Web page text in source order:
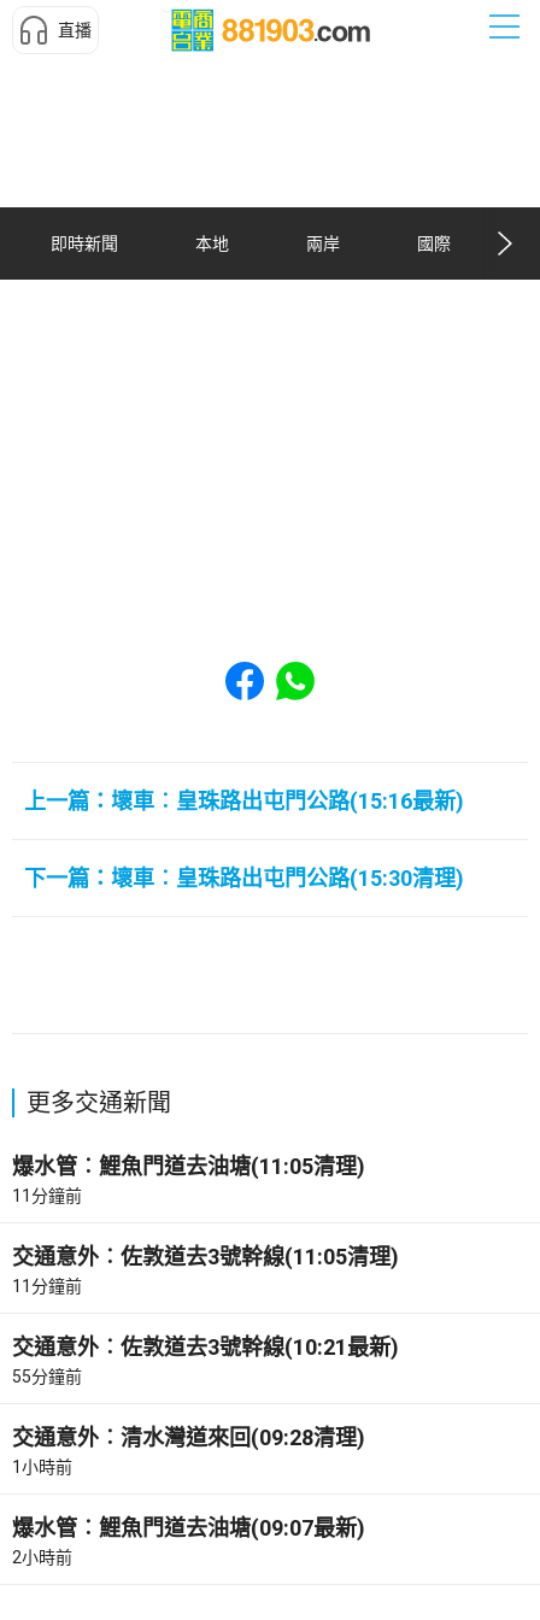
直播
即時新聞 本地 兩岸 國際
Share to Facebook
Share to WhatsApp
上一篇：壞車︰皇珠路出屯門公路(15:16最新)
下一篇：壞車︰皇珠路出屯門公路(15:30清理)
更多交通新聞
爆水管︰鯉魚門道去油塘(11:05清理)
11分鐘前
交通意外︰佐敦道去3號幹線(11:05清理)
11分鐘前
交通意外︰佐敦道去3號幹線(10:21最新)
55分鐘前
交通意外︰清水灣道來回(09:28清理)
1小時前
爆水管︰鯉魚門道去油塘(09:07最新)
2小時前